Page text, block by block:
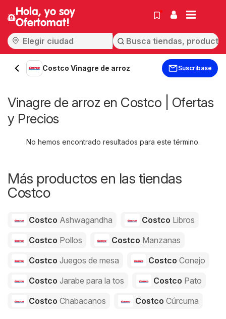
Hola, yo soy
Ofertomat!
Costco Vinagre de arroz Suscríbase
Vinagre de arroz en Costco | Ofertas
y Precios
No hemos encontrado resultados para este término.
Más productos en las tiendas
Costco
Costco Ashwagandha Costco Libros
Costco Pollos Costco Manzanas
Costco Juegos de mesa Costco Conejo
Costco Jarabe para la tos Costco Pato
Costco Chabacanos Costco Cúrcuma